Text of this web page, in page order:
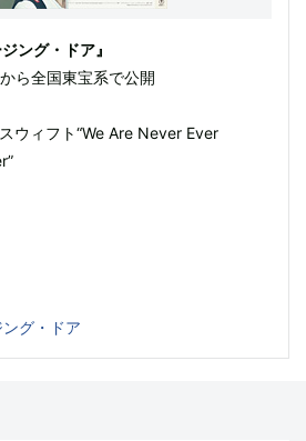
ング・ドア』
ら全国東宝系で公開
ウィフト“We Are Never Ever
グ・ドア